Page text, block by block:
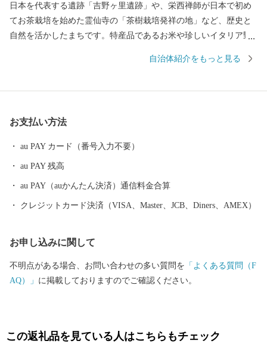
日本を代表する遺跡「吉野ヶ里遺跡」や、栄西禅師が日本で初め
てお茶栽培を始めた霊仙寺の「茶樹栽培発祥の地」など、歴史と
自然を活かしたまちです。特産品であるお米や珍しいイタリア野
企業誘致により多くの企業から魅力あふれる返礼品をご用意して
自治体紹介をもっと見る
お支払い方法
au PAY カード（番号入力不要）
au PAY 残高
au PAY（auかんたん決済）通信料金合算
クレジットカード決済（VISA、Master、JCB、Diners、AMEX）
お申し込みに関して
不明点がある場合、お問い合わせの多い質問を 「よくある質問（F
AQ）」 に掲載しておりますのでご確認ください。
この返礼品を見ている人はこちらもチェック